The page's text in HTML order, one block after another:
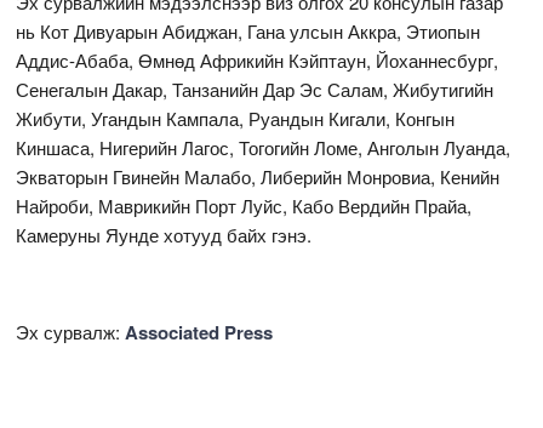
нь Кот Дивуарын Абиджан, Гана улсын Аккра, Этиопын
Аддис-Абаба, Өмнөд Африкийн Кэйптаун, Йоханнесбург,
Сенегалын Дакар, Танзанийн Дар Эс Салам, Жибутигийн
Жибути, Угандын Кампала, Руандын Кигали, Конгын
Киншаса, Нигерийн Лагос, Тогогийн Ломе, Анголын Луанда,
Экваторын Гвинейн Малабо, Либерийн Монровиа, Кенийн
Найроби, Маврикийн Порт Луйс, Кабо Вердийн Прайа,
Камеруны Яунде хотууд байх гэнэ.
Эх сурвалж: Associated Press